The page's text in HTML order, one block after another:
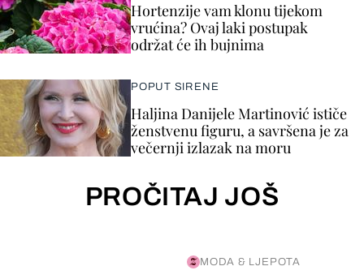
Hortenzije vam klonu tijekom
vrućina? Ovaj laki postupak
održat će ih bujnima
POPUT SIRENE
Haljina Danijele Martinović ističe
ženstvenu figuru, a savršena je za
večernji izlazak na moru
PROČITAJ JOŠ
MODA & LJEPOTA